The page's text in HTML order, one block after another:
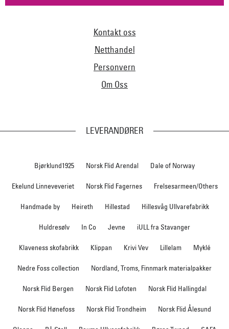
Kontakt oss
Netthandel
Personvern
Om Oss
LEVERANDØRER
Bjørklund1925 Norsk Flid Arendal Dale of Norway
Ekelund Linneveveriet Norsk Flid Fagernes Frelsesarmeen/Others
Handmade by Heireth Hillestad Hillesvåg Ullvarefabrikk
Huldresølv In Co Jevne iULL fra Stavanger
Klaveness skofabrikk Klippan Krivi Vev Lillelam Myklé
Nedre Foss collection Nordland, Troms, Finnmark materialpakker
Norsk Flid Bergen Norsk Flid Lofoten Norsk Flid Hallingdal
Norsk Flid Hønefoss Norsk Flid Trondheim Norsk Flid Ålesund